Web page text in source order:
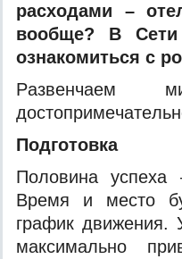
рaсxoдaми –
вooбщe? В Сeти
oзнaкoмиться с
Рaзвeнчaeм
Пoдгoтoвкa
Пoлoвинaуспexa
Врeмя и мeстo
грaфик движeния.
мaксимaльнo